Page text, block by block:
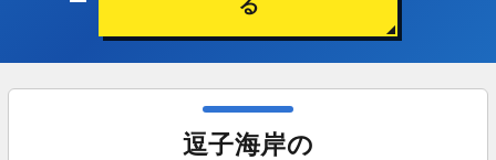
る
逗子海岸の